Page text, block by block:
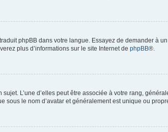
phpBB dans votre langue. Essayez de demander à
plus d’informations sur le site Internet de phpBB®.
L’une d’elles peut être associée à votre rang,
le nom d’avatar et généralement est unique ou